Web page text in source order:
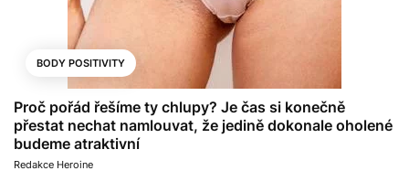
BODY POSITIVITY
Proč pořád řešíme ty chlupy? Je čas si konečně
přestat nechat namlouvat, že jedině dokonale oholené
budeme atraktivní
Redakce Heroine